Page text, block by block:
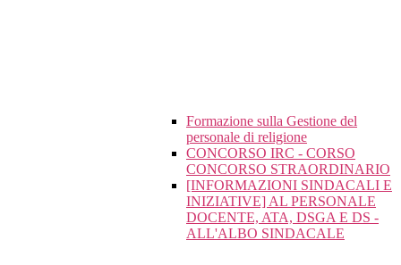
Formazione sulla Gestione del
personale di religione
CONCORSO IRC - CORSO
CONCORSO STRAORDINARIO
[INFORMAZIONI SINDACALI E
INIZIATIVE] AL PERSONALE
DOCENTE, ATA, DSGA E DS -
ALL'ALBO SINDACALE